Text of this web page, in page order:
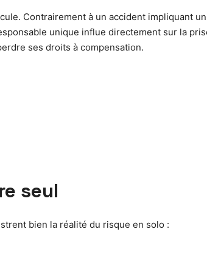
Contrairement à un accident impliquant
unique influe directement sur la
ses droits à compensation.
seul
bien la réalité du risque en solo :